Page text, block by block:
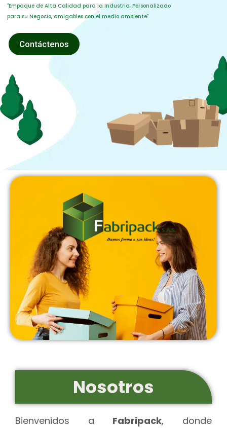
"Empaque de Alta Calidad para la Industria, Personalizado
para su Negocio, amigables con el medio ambiente"
Contáctenos
Nosotros
Bienvenidos a Fabripack, donde